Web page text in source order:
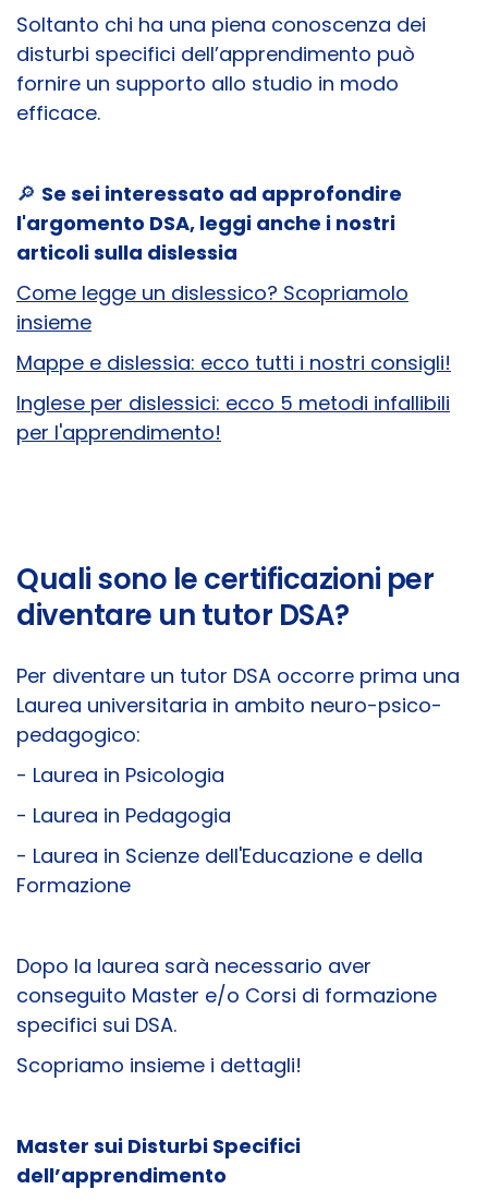
Soltanto chi ha una piena conoscenza dei
disturbi specifici dell’apprendimento può
fornire un supporto allo studio in modo
efficace.
🔎 Se sei interessato ad approfondire
l'argomento DSA, leggi anche i nostri
articoli sulla dislessia
Come legge un dislessico? Scopriamolo
insieme
Mappe e dislessia: ecco tutti i nostri consigli!
Inglese per dislessici: ecco 5 metodi infallibili
per l'apprendimento!
Quali sono le certificazioni per
diventare un tutor DSA?
Per diventare un tutor DSA occorre prima una
Laurea universitaria in ambito neuro-psico-
pedagogico:
- Laurea in Psicologia
- Laurea in Pedagogia
- Laurea in Scienze dell'Educazione e della
Formazione
Dopo la laurea sarà necessario aver
conseguito Master e/o Corsi di formazione
specifici sui DSA.
Scopriamo insieme i dettagli!
Master sui Disturbi Specifici
dell’apprendimento